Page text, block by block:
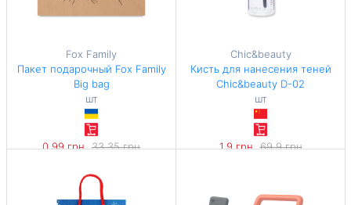
Fox Family
Пакет подарочный Fox Family
Big bag
шт
0,99 грн 33,35 грн
Chic&beauty
Кисть для нанесения теней
Chic&beauty D-02
шт
1,9 грн 69,9 грн